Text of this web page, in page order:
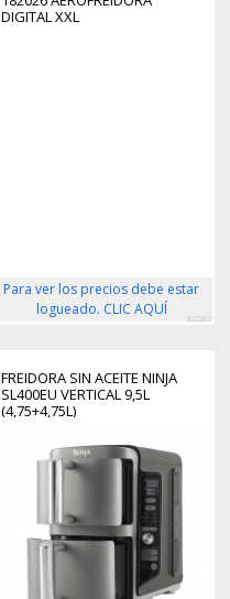
DIGITAL XXL
Para ver los precios debe estar
logueado. CLIC AQUÍ
302282
FREIDORA SIN ACEITE NINJA
SL400EU VERTICAL 9,5L
(4,75+4,75L)